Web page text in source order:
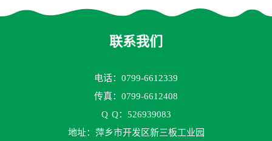
蚀
联系我们
电话：0799-6612339
传真：0799-6612408
Q Q：526939083
地址：萍乡市开发区新三板工业园